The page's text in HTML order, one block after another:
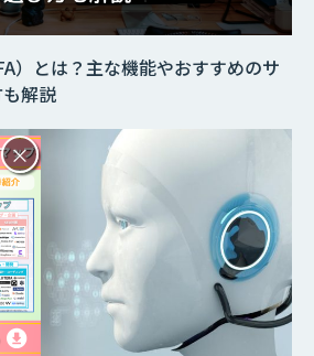
）とは？主な機能やおすすめのサ
解説
×